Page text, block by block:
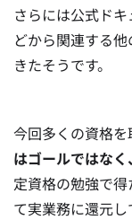
さらには公式ド
どから関連する
きたそうです。
今回多くの資格
はゴールではなく
定資格の勉強で
て実業務に還元